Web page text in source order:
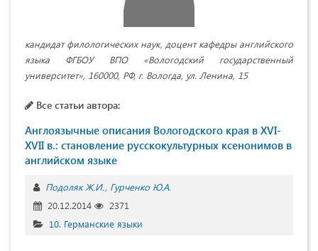
кандидат филологических наук, доцент кафедры английского
языка ФГБОУ ВПО «Вологодский государственный
университет», 160000, РФ, г. Вологда, ул. Ленина, 15
Все статьи автора:
Англоязычные описания Вологодского края в XVI-
XVII в.: становление русскокультурных ксенонимов в
английском языке
Подоляк Ж.И. Гурченко Ю.А.
20.12.2014
2371
10. Германские языки